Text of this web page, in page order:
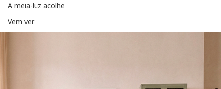
A meia-luz acolhe
Vem ver